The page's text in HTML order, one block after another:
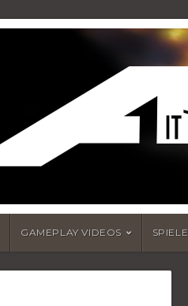
GAMEPLAY VIDEOS SPIELE